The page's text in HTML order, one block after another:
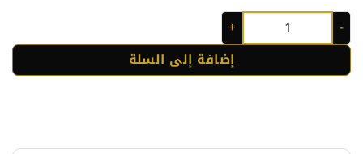
كمية دجاج بالخضر سوطي - جوج دجاجات
إضافة إلى السلة